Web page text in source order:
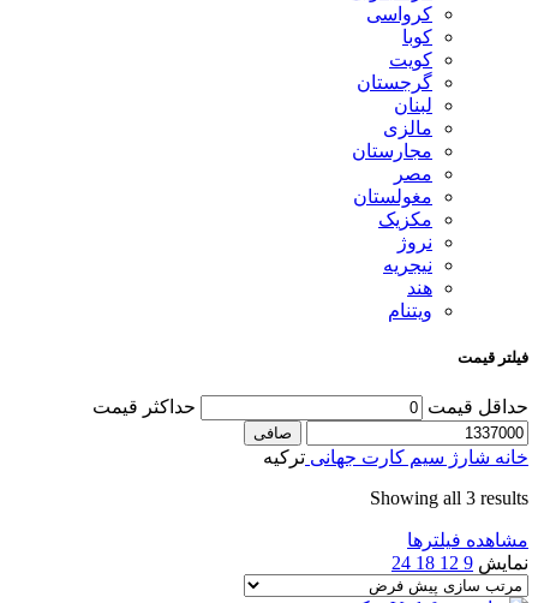
کرواسی
کوبا
کویت
گرجستان
لبنان
مالزی
مجارستان
مصر
مغولستان
مکزیک
نروژ
نیجریه
هند
ویتنام
فیلتر قیمت
حداقل قیمت حداكثر قيمت
صافی
خانه شارژ سیم کارت جهانی ترکیه
Showing all 3 results
مشاهده فیلترها
نمایش 9
12
18
24